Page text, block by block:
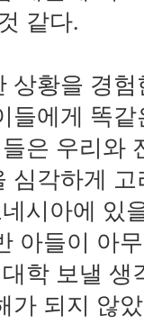
같다.
상황을 경
들에게 똑
은 우리와
심각하게
시아에 있
아들이 아
학 보낼 생
가 되지 않